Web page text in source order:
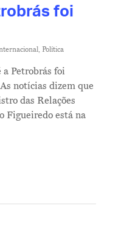
foi
, Política
a Petrobrás foi
notícias dizem que
das Relações
Figueiredo está na